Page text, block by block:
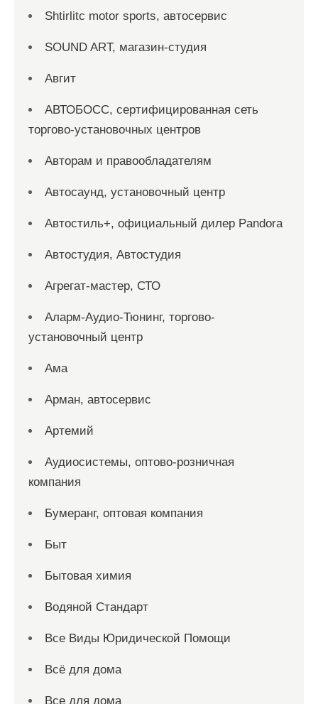
Shtirlitc motor sports, автосервис
SOUND ART, магазин-студия
Авгит
АВТОБОСС, сертифицированная сеть
торгово-установочных центров
Авторам и правообладателям
Автосаунд, установочный центр
Автостиль+, официальный дилер Pandora
Автостудия, Автостудия
Агрегат-мастер, СТО
Аларм-Аудио-Тюнинг, торгово-
установочный центр
Ама
Арман, автосервис
Артемий
Аудиосистемы, оптово-розничная
компания
Бумеранг, оптовая компания
Быт
Бытовая химия
Водяной Стандарт
Все Виды Юридической Помощи
Всё для дома
Все для дома